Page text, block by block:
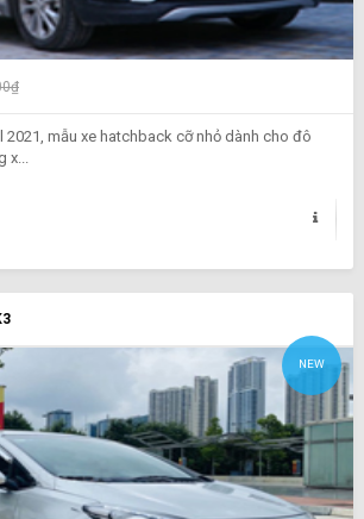
2021, mẫu xe hatchback cỡ nhỏ dành cho đô
NEW